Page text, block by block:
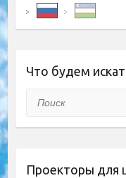
Что будем
Поиск
Проекторы для